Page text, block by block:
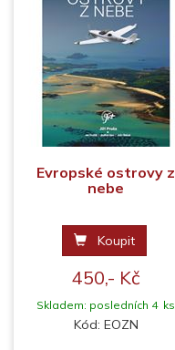
Evropské ostrovy z
nebe
Koupit
450,- Kč
Skladem: posledních 4 ks
Kód: EOZN